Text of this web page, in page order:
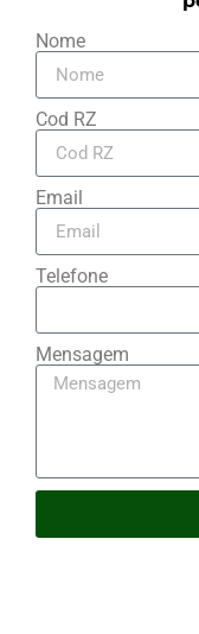
Nome
Cod RZ
Email
Telefone
Mensagem